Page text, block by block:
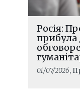
Росія:
прибула
01/07/2026,